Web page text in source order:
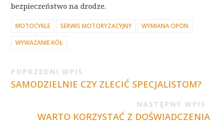
bezpieczeństwo na drodze.
MOTOCYKLE SERWIS MOTORYZACYJNY WYMIANA OPON
WYWAŻANIE KÓŁ
POPRZEDNI WPIS
SAMODZIELNIE CZY ZLECIĆ SPECJALISTOM?
NASTĘPNY WPIS
WARTO KORZYSTAĆ Z DOŚWIADCZENIA